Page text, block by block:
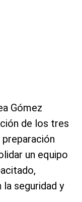
Gómez
de los tres
un equipo
seguridad y